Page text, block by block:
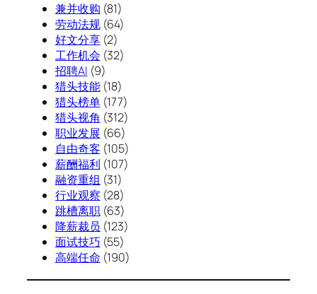
兼并收购 (81)
劳动法规(64)
好文分享(2)
工作机会 (32)
招聘AI (9)
猎头技能(18)
猎头榜单(177)
猎头视角 (312)
职业发展 (66)
自由奇客 (105)
薪酬福利 (107)
融资重组 (31)
行业观察 (28)
跳槽离职(63)
降薪裁员 (123)
面试技巧 (55)
高端任命 (190)